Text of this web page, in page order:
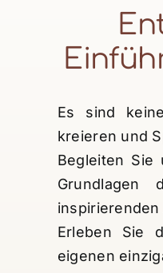
Es sind
kreieren und
Begleiten Sie
Grundlagen
Erleben Sie
eigenen